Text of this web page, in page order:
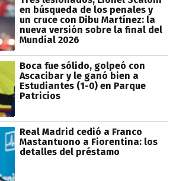
en búsqueda de los penales y
un cruce con Dibu Martínez: la
nueva versión sobre la final del
Mundial 2026
Boca fue sólido, golpeó con
Ascacibar y le ganó bien a
Estudiantes (1-0) en Parque
Patricios
Real Madrid cedió a Franco
Mastantuono a Fiorentina: los
detalles del préstamo